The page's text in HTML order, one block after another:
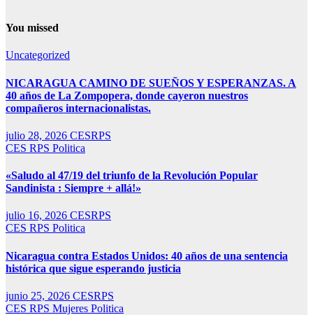
You missed
Uncategorized
NICARAGUA CAMINO DE SUEÑOS Y ESPERANZAS. A
40 años de La Zompopera, donde cayeron nuestros
compañeros internacionalistas.
julio 28, 2026 CESRPS
CES RPS Politica
«Saludo al 47/19 del triunfo de la Revolución Popular
Sandinista : Siempre + allá!»
julio 16, 2026 CESRPS
CES RPS Politica
Nicaragua contra Estados Unidos: 40 años de una sentencia
histórica que sigue esperando justicia
junio 25, 2026 CESRPS
CES RPS Mujeres Politica